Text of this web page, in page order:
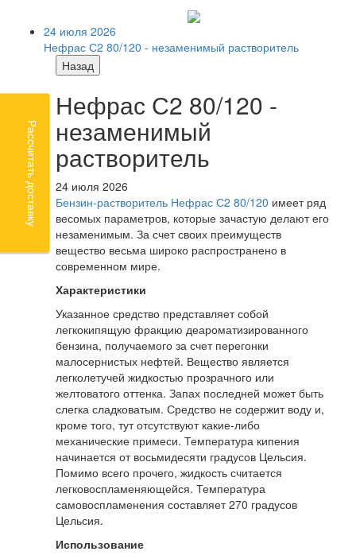
24 июля 2026
Нефрас С2 80/120 - незаменимый растворитель
Назад
Нефрас С2 80/120 -
незаменимый
растворитель
24 июля 2026
Бензин-растворитель Нефрас С2 80/120 имеет ряд
весомых параметров, которые зачастую делают его
незаменимым. За счет своих преимуществ
вещество весьма широко распространено в
современном мире.
Характеристики
Указанное средство представляет собой
легкокипящую фракцию деароматизированного
бензина, получаемого за счет перегонки
малосернистых нефтей. Вещество является
легколетучей жидкостью прозрачного или
желтоватого оттенка. Запах последней может быть
слегка сладковатым. Средство не содержит воду и,
кроме того, тут отсутствуют какие-либо
механические примеси. Температура кипения
начинается от восьмидесяти градусов Цельсия.
Помимо всего прочего, жидкость считается
легковоспламеняющейся. Температура
самовоспламенения составляет 270 градусов
Цельсия.
Использование
Рассчитать доставку